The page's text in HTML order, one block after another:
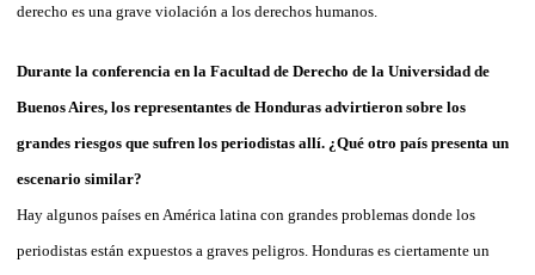
derecho es una grave violación a los derechos humanos.
Durante la conferencia en la Facultad de Derecho de la Universidad de
Buenos Aires, los representantes de Honduras advirtieron sobre los
grandes riesgos que sufren los periodistas allí. ¿Qué otro país presenta un
escenario similar?
Hay algunos países en América latina con grandes problemas donde los
periodistas están expuestos a graves peligros. Honduras es ciertamente un